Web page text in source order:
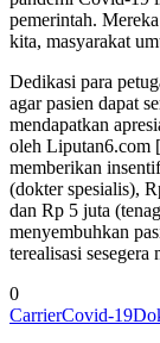
pemerintah.
kita, masyarakat
Dedikasi para
agar pasien dapat
mendapatkan
oleh Liputan6.com
memberikan
(dokter spesialis),
dan Rp 5 juta
menyembuhkan
terealisasi
0
CarrierCovid-19